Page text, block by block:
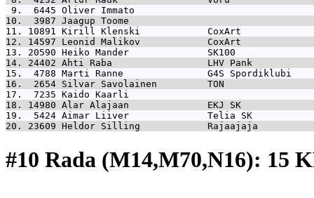
9.  6445 Oliver Immato
10.  3987 Jaagup Toome
11. 10891 Kirill Klenski            CoxArt
12. 14597 Leonid Malikov            CoxArt
13. 20590 Heiko Mander              SK100
14. 24402 Ahti Raba                 LHV Pank
15.  4788 Marti Ranne               G4S Spordiklubi
16.  2654 Silvar Savolainen         TON
17.  7235 Kaido Kaarli
18. 14980 Alar Alajaan              EKJ SK
19.  5424 Aimar Liiver              Telia SK
20. 23609 Heldor Silling            Rajaajaja
#10 Rada (M14,M70,N16): 15